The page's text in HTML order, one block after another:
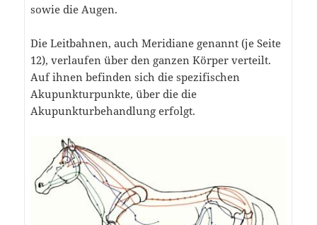
sowie die Augen.
Die Leitbahnen, auch Meridiane genannt (je Seite
12), verlaufen über den ganzen Körper verteilt.
Auf ihnen befinden sich die spezifischen
Akupunkturpunkte, über die die
Akupunkturbehandlung erfolgt.